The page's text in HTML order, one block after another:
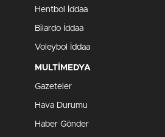
Hentbol İddaa
Bilardo İddaa
Voleybol İddaa
MULTİMEDYA
Gazeteler
Hava Durumu
Haber Gönder